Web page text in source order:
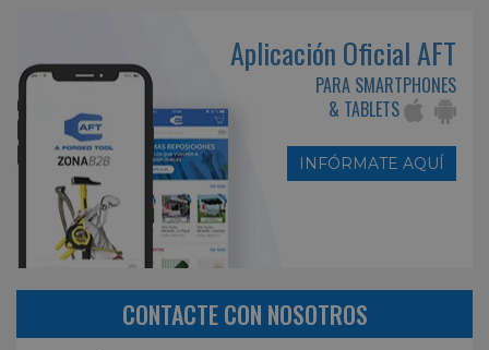
Aplicación Oficial AFT
PARA SMARTPHONES
& TABLETS
INFÓRMATE AQUÍ
CONTACTE CON NOSOTROS